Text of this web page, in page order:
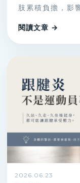
肢累積負擔，影
閱讀文章 →
2026.06.23